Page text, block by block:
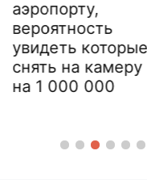
аэропорту,
вероятность
увидеть которые и
снять на камеру 1
на 1 000 000